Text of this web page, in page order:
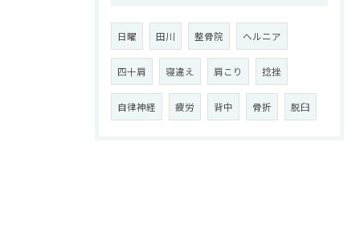
日曜 田川 整骨院 ヘルニア
四十肩 寝違え 肩こり 捻挫
自律神経 疲労 背中 骨折 脱臼